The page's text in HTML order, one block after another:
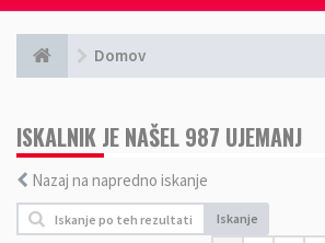
Domov
ISKALNIK JE NAŠEL 987 UJEMANJ
Nazaj na napredno iskanje
Iskanje